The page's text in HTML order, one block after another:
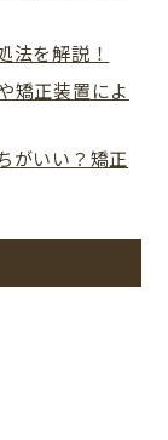
法を解説！
矯正装置によ
がいい？矯正